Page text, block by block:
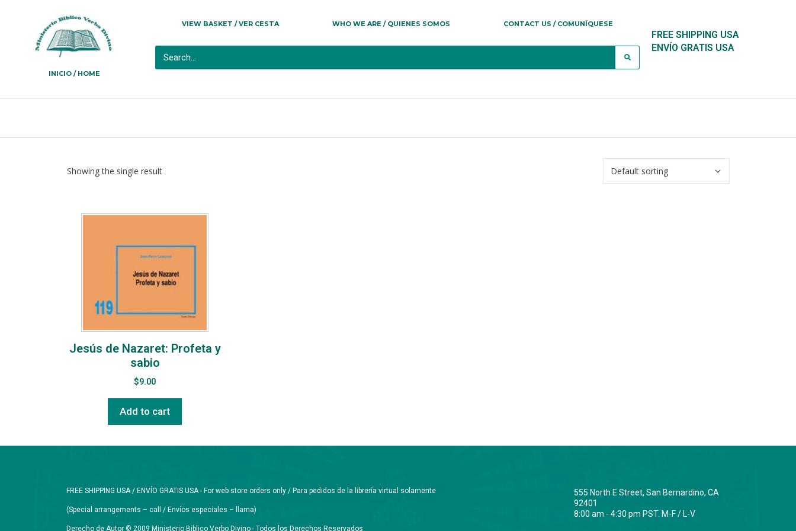
INICIO / HOME
VIEW BASKET / VER CESTA WHO WE ARE / QUIENES SOMOS CONTACT US / COMUNÍQUESE
FREE SHIPPING USA
ENVÍO GRATIS USA
Showing the single result
Jesús de Nazaret: Profeta y
sabio
$9.00
Add to cart
FREE SHIPPING USA / ENVÍO GRATIS USA - For web-store orders only / Para pedidos de la librería virtual solamente
(Special arrangements – call / Envíos especiales – llama)
Derecho de Autor © 2009 Ministerio Biblico Verbo Divino - Todos los Derechos Reservados
555 North E Street, San Bernardino, CA
92401
8:00 am - 4:30 pm PST. M-F / L-V